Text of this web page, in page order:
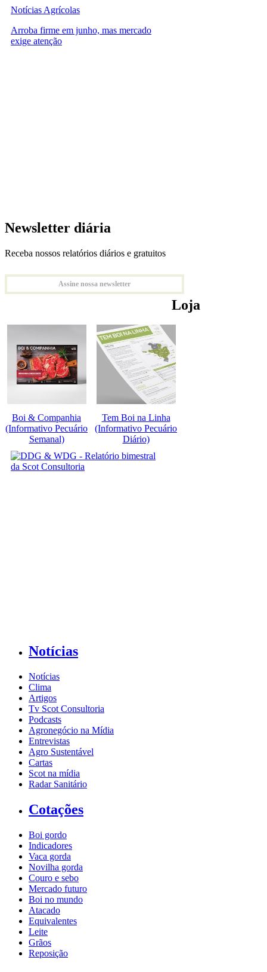
Notícias Agrícolas
Arroba firme em junho, mas mercado
exige atenção
Newsletter diária
Receba nossos relatórios diários e gratuitos
Assine nossa newsletter
Loja
Boi & Companhia
(Informativo Pecuário
Semanal)
Tem Boi na Linha
(Informativo Pecuário
Diário)
Notícias
Notícias
Clima
Artigos
Tv Scot Consultoria
Podcasts
Agronegócio na Mídia
Entrevistas
Agro Sustentável
Cartas
Scot na mídia
Radar Sanitário
Cotações
Boi gordo
Indicadores
Vaca gorda
Novilha gorda
Couro e sebo
Mercado futuro
Boi no mundo
Atacado
Equivalentes
Leite
Grãos
Reposição